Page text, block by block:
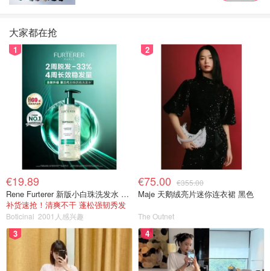
大家都在抢
1
€19.89
Rene Furterer 新版小白珠洗发水 500ml
补货速抢！清爽不干 蓬松强韧秀发
Boticinal 2001人感兴趣
2
€75.00 €355.00
Maje 天鹅绒亮片迷你连衣裙 黑色
The Outnet
3 4